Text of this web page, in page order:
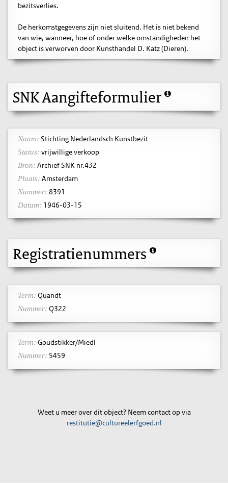
bezitsverlies.
De herkomstgegevens zijn niet sluitend. Het is niet bekend
van wie, wanneer, hoe of onder welke omstandigheden het
object is verworven door Kunsthandel D. Katz (Dieren).
SNK Aangifteformulier
Naam: Stichting Nederlandsch Kunstbezit
Status: vrijwillige verkoop
Bron: Archief SNK nr.432
Plaats: Amsterdam
Nummer: 8391
Datum: 1946-03-15
Registratienummers
Term: Quandt
Nummer: Q322
Term: Goudstikker/Miedl
Nummer: 5459
Weet u meer over dit object? Neem contact op via
restitutie@cultureelerfgoed.nl